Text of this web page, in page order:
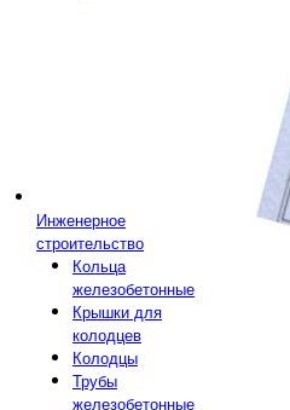
Инженерное
строительство
Кольца
железобетонные
Крышки для
колодцев
Колодцы
Трубы
железобетонные